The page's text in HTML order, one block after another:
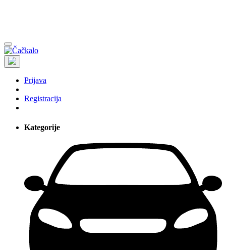
Prijava
Registracija
Kategorije